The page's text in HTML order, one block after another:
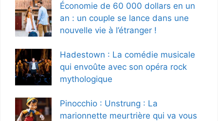
Économie de 60 000 dollars en un
an : un couple se lance dans une
nouvelle vie à l’étranger !
Hadestown : La comédie musicale
qui envoûte avec son opéra rock
mythologique
Pinocchio : Unstrung : La
marionnette meurtrière qui va vous